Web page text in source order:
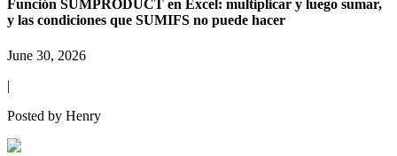
Función SUMPRODUCT en Excel: multiplicar y luego sumar,
y las condiciones que SUMIFS no puede hacer
June 30, 2026
|
Posted by Henry